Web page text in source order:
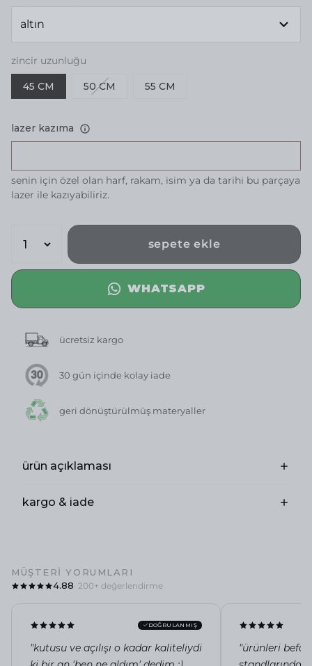
zincir uzunluğu
45 CM 50 CM 55 CM
lazer kazıma
senin için özel olan harf, rakam, isim ya da tarihi bu parçaya
lazer ile kazıyabiliriz.
sepete ekle
WHATSAPP
ücretsiz kargo
30 gün içinde kolay iade
geri dönüştürülmüş materyaller
ürün açıklaması
kargo & iade
MÜŞTERI YORUMLARI
4.88· 200+ değerlendirme
DOĞRULANMIŞ
"kutusu ve açılışı o kadar kaliteliydi
"ürünleri